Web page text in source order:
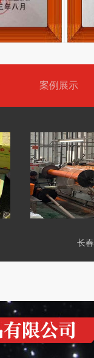
案例展示
长春网格